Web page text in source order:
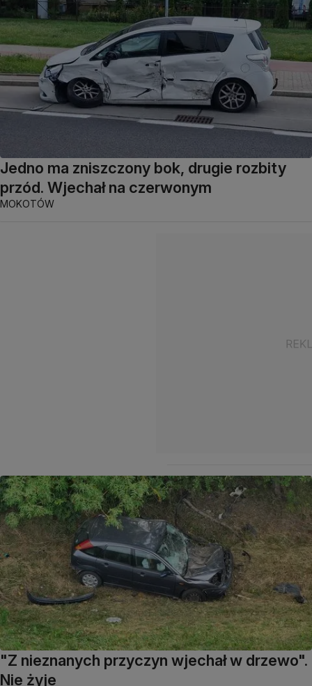
Jedno ma zniszczony bok, drugie rozbity
przód. Wjechał na czerwonym
MOKOTÓW
"Z nieznanych przyczyn wjechał w drzewo".
Nie żyje